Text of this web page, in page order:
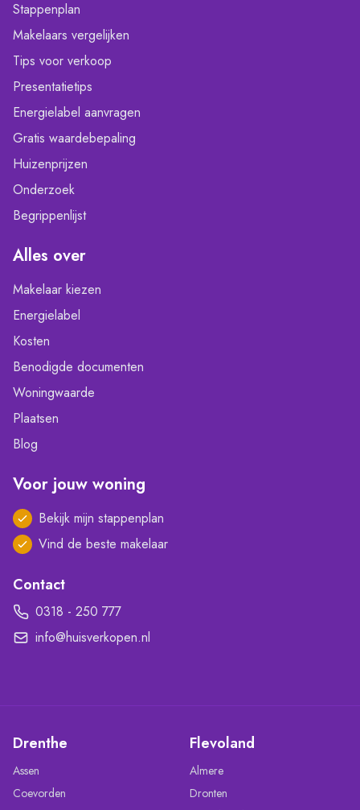
Stappenplan
Makelaars vergelijken
Tips voor verkoop
Presentatietips
Energielabel aanvragen
Gratis waardebepaling
Huizenprijzen
Onderzoek
Begrippenlijst
Alles over
Makelaar kiezen
Energielabel
Kosten
Benodigde documenten
Woningwaarde
Plaatsen
Blog
Voor jouw woning
Bekijk mijn stappenplan
Vind de beste makelaar
Contact
0318 - 250 777
info@huisverkopen.nl
Drenthe
Assen
Coevorden
Flevoland
Almere
Dronten